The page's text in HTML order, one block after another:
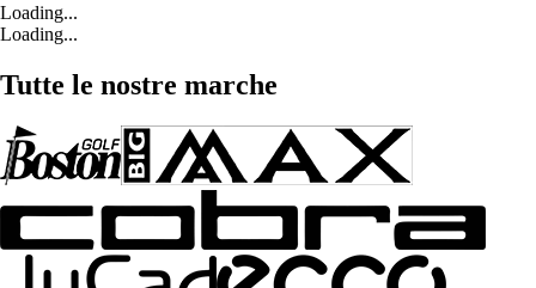
Loading...
Loading...
Tutte le nostre marche